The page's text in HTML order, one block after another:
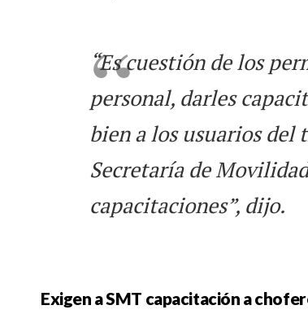
“Es cuestión de los
personal, darles
bien a los usuarios del
Secretaría de
capacitaciones”, dijo.
Exigen a SMT capacitación a